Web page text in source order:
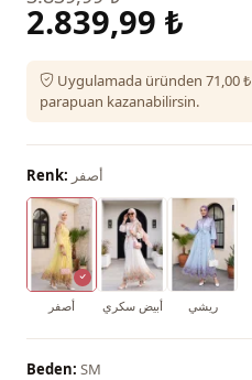
2.839,99 ₺
Uygulamada üründen 71,00 ₺
parapuan kazanabilirsin.
Renk: أصفر
أصفر أبيض سكري ريشي
Beden: SM